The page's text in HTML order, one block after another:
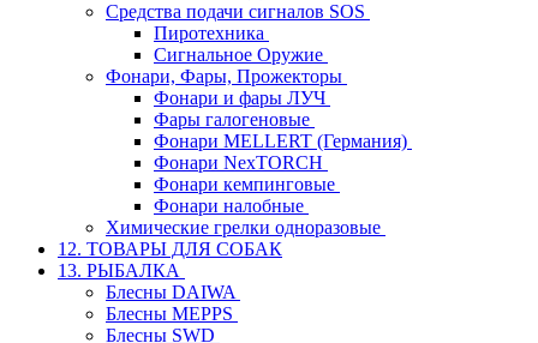
Средства подачи сигналов SOS
Пиротехника
Сигнальное Оружие
Фонари, Фары, Прожекторы
Фонари и фары ЛУЧ
Фары галогеновые
Фонари MELLERT (Германия)
Фонари NexTORCH
Фонари кемпинговые
Фонари налобные
Химические грелки одноразовые
12. ТОВАРЫ ДЛЯ СОБАК
13. РЫБАЛКА
Блесны DAIWA
Блесны MEPPS
Блесны SWD